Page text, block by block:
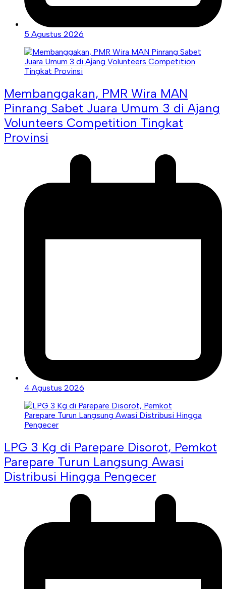
5 Agustus 2026
Membanggakan, PMR Wira MAN
Pinrang Sabet Juara Umum 3 di Ajang
Volunteers Competition Tingkat
Provinsi
4 Agustus 2026
LPG 3 Kg di Parepare Disorot, Pemkot
Parepare Turun Langsung Awasi
Distribusi Hingga Pengecer